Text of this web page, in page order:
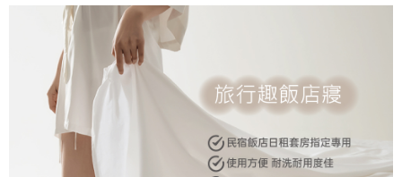
【注意事項】
1.本服務係由「台灣大哥大股份有限公司」（以下簡稱本公司）所提供，讓
用戶於交易時，得透過本服務購買商品或服務，並由商店將買賣／分期付款
買賣價金債權讓與本公司後，依約使用本公司帳單繳交帳款。
2.基於同意付款使用「大哥付你分期」之契約關係目的，商店將以您的個人
資料（包含姓名、電話或地址）提供予台灣大哥大進項蒐集、處理及利用，
由本公司與您本人進行分期帳單所需資料之確認、核對及更正。
3.完整用戶服務條款，請詳閱以下連結：https://oppay.tw/userRule
２．訂單成立數日內，您將收到繳費通知簡訊。
３．收到繳費通知簡訊後14天內，點擊此簡訊中的連結，可透過四大超商／
ATM／網路銀行／等多元方式進行付款，方視為交易完成。
※ 請注意：結帳手續完成當下不需立刻繳費，但若您需要取消訂單，請聯絡
購買商品的店家。未經商家同意取消之訂單仍視為有效，需透過AFTEE先享
後付繳納相關費用。
※ 交易是否成功請以「AFTEE先享後付 」之結帳頁面顯示為準，若有關於
是否繳費成功／繳費後需取消欲退款等相關疑問，請聯繫「AFTEE先享後付
客戶支援中心」
https://netprotections.freshdesk.com/support/home
每筆NT$65，滿NT$990(含以上)免運費
萊爾富取貨付款
每筆NT$60，滿NT$990(含以上)免運費
付款後萊爾富取貨
每筆NT$60，滿NT$990(含以上)免運費
7-11取貨付款